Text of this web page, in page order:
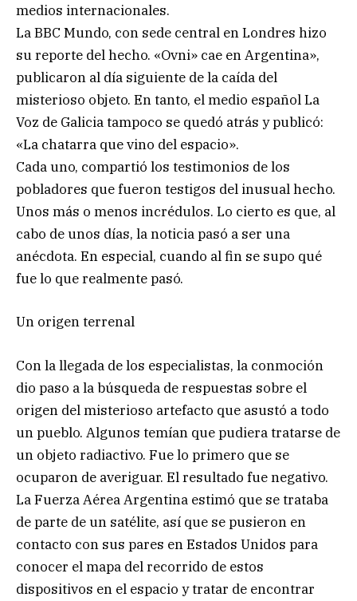
medios internacionales.
La BBC Mundo, con sede central en Londres hizo
su reporte del hecho. «Ovni» cae en Argentina»,
publicaron al día siguiente de la caída del
misterioso objeto. En tanto, el medio español La
Voz de Galicia tampoco se quedó atrás y publicó:
«La chatarra que vino del espacio».
Cada uno, compartió los testimonios de los
pobladores que fueron testigos del inusual hecho.
Unos más o menos incrédulos. Lo cierto es que, al
cabo de unos días, la noticia pasó a ser una
anécdota. En especial, cuando al fin se supo qué
fue lo que realmente pasó.
Un origen terrenal
Con la llegada de los especialistas, la conmoción
dio paso a la búsqueda de respuestas sobre el
origen del misterioso artefacto que asustó a todo
un pueblo. Algunos temían que pudiera tratarse de
un objeto radiactivo. Fue lo primero que se
ocuparon de averiguar. El resultado fue negativo.
La Fuerza Aérea Argentina estimó que se trataba
de parte de un satélite, así que se pusieron en
contacto con sus pares en Estados Unidos para
conocer el mapa del recorrido de estos
dispositivos en el espacio y tratar de encontrar